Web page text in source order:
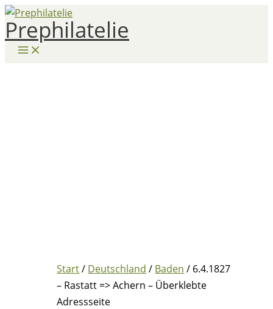
Zum
Inhalt
springen
Prephilatelie
Start/ Deutschland / Baden / 6.4.1827
– Rastatt => Achern – Überklebte
Adressseite